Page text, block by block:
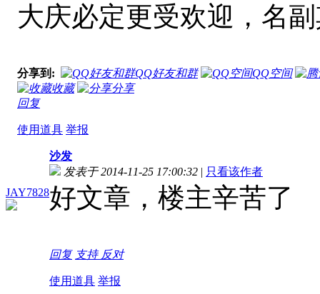
大庆必定更受欢迎，名
分享到: QQ好友和群
QQ空间
收藏
分享
回复
使用道具 举报
JAY7828
沙发
发表于 2014-11-25 17:00:32 | 只看该作者
好文章，楼主辛苦了
回复 支持 反对
使用道具 举报